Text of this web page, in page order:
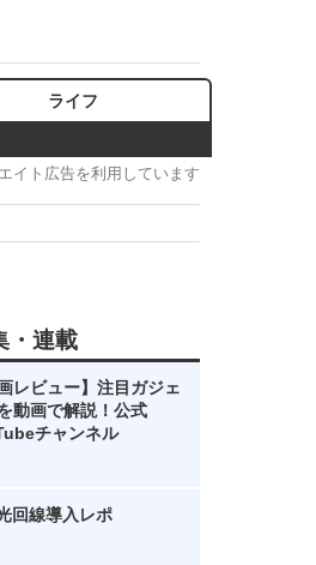
ライフ
イト広告を利用しています
・連載
画レビュー】注目ガジェ
動画で解説！公式
チャンネル
回線導入レポ